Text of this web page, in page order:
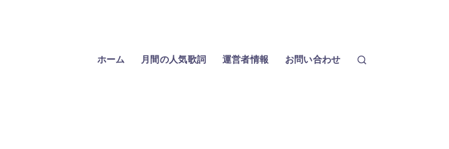
ホーム 月間の人気歌詞 運営者情報 お問い合わせ